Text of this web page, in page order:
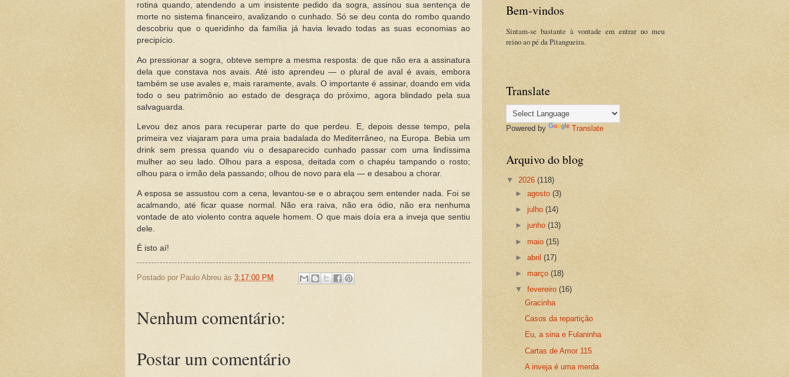
rotina quando, atendendo a um insistente pedido da sogra, assinou sua sentença de
morte no sistema financeiro, avalizando o cunhado. Só se deu conta do rombo quando
descobriu que o queridinho da família já havia levado todas as suas economias ao
precipício.
Ao pressionar a sogra, obteve sempre a mesma resposta: de que não era a assinatura
dela que constava nos avais. Até isto aprendeu — o plural de aval é avais, embora
também se use avales e, mais raramente, avals. O importante é assinar, doando em vida
todo o seu patrimônio ao estado de desgraça do próximo, agora blindado pela sua
salvaguarda.
Levou dez anos para recuperar parte do que perdeu. E, depois desse tempo, pela
primeira vez viajaram para uma praia badalada do Mediterrâneo, na Europa. Bebia um
drink sem pressa quando viu o desaparecido cunhado passar com uma lindíssima
mulher ao seu lado. Olhou para a esposa, deitada com o chapéu tampando o rosto;
olhou para o irmão dela passando; olhou de novo para ela — e desabou a chorar.
A esposa se assustou com a cena, levantou-se e o abraçou sem entender nada. Foi se
acalmando, até ficar quase normal. Não era raiva, não era ódio, não era nenhuma
vontade de ato violento contra aquele homem. O que mais doía era a inveja que sentiu
dele.
É isto aí!
Postado por Paulo Abreu às 3:17:00 PM
Nenhum comentário:
Postar um comentário
Bem-vindos
Sintam-se bastante à vontade em entrar no meu
reino ao pé da Pitangueira.
Translate
Powered by Translate
Arquivo do blog
▼ 2026 (118)
►agosto(3)
►julho(14)
►junho(13)
►maio(15)
►abril(17)
►março(18)
▼fevereiro(16)
Gracinha
Casos da repartição
Eu, a sina e Fulaninha
Cartas de Amor 115
A inveja é uma merda